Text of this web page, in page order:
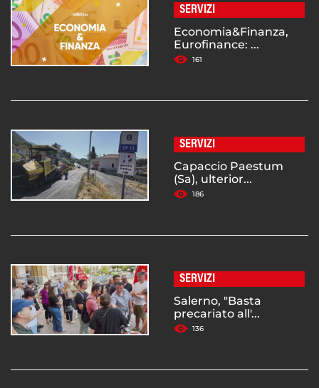
SERVIZI
Economia&Finanza,
Eurofinance: ...
161
SERVIZI
Capaccio Paestum
(Sa), ulterior...
186
SERVIZI
Salerno, "Basta
precariato all'...
136